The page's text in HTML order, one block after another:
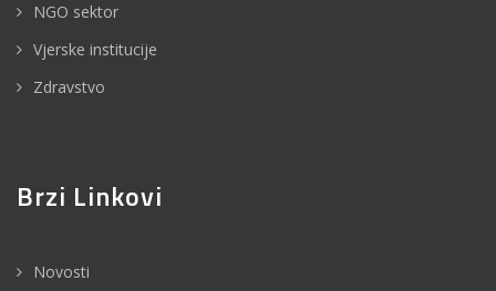
NGO sektor
Vjerske institucije
Zdravstvo
Brzi Linkovi
Novosti